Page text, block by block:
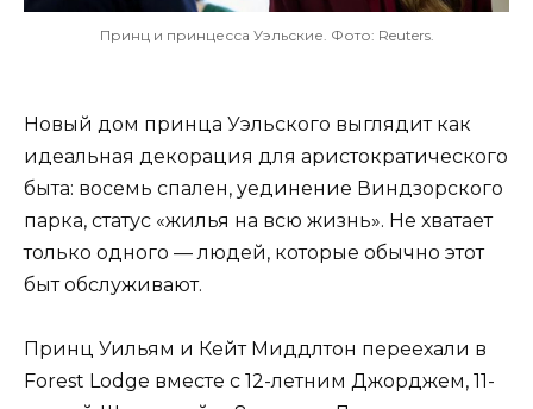
Принц и принцесса Уэльские. Фото: Reuters.
Новый дом принца Уэльского выглядит как
идеальная декорация для аристократического
быта: восемь спален, уединение Виндзорского
парка, статус «жилья на всю жизнь». Не хватает
только одного — людей, которые обычно этот
быт обслуживают.
Принц Уильям и Кейт Миддлтон переехали в
Forest Lodge вместе с 12-летним Джорджем, 11-